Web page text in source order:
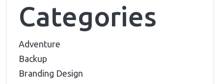
Categories
Adventure
Backup
Branding Design